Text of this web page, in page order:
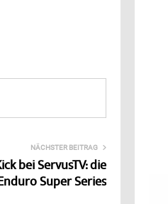
NÄCHSTER BEITRAG
bei ServusTV: die
Super Series